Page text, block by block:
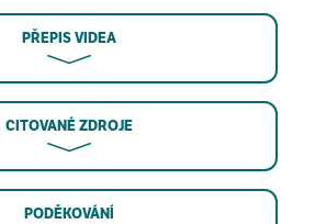
PŘEPIS VIDEA
CITOVANÉ ZDROJE
PODĚKOVÁNÍ